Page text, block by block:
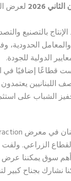
2026
لعرض
بالتصنيع
والمعامل
الدولية للجودة.
قطاعًا إضافيًا في
اللبنانيين
الشباب على
الزراعي.